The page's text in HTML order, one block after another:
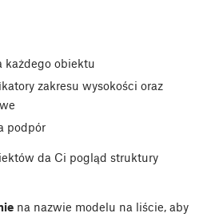
każdego obiektu
zakresu wysokości oraz
podpór
da Ci pogląd struktury
na nazwie modelu na liście, aby